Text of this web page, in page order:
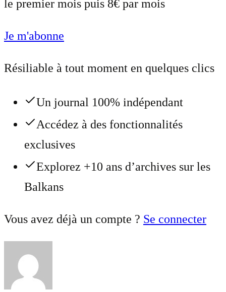
le premier mois puis 8€ par mois
Je m'abonne
Résiliable à tout moment en quelques clics
Un journal 100% indépendant
Accédez à des fonctionnalités
exclusives
Explorez +10 ans d’archives sur les
Balkans
Vous avez déjà un compte ? Se connecter